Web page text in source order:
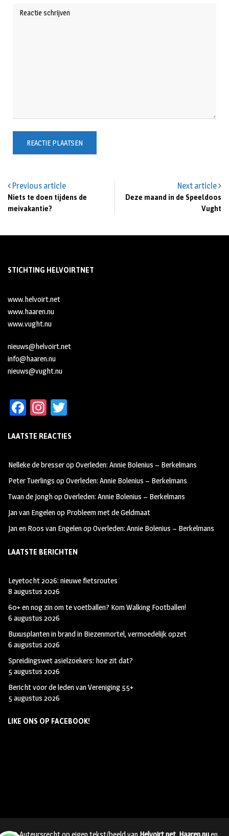
Previous article
Niets te doen tijdens de
meivakantie?
Next article
Deze maand in de Speeldoos
Vught
STICHTING HELVOIRTNET
www.helvoirt.net
www.haaren.nu
www.vught.nu
nieuws@helvoirt.net
info@haaren.nu
nieuws@vught.nu
Fa
b
oo
k
In
ag
m
tt
LAATSTE REACTIES
Nelleke de bresseropOverleden: Annie Bolenius – Berkelmans
Peter Tuerlings opOverleden: Annie Bolenius – Berkelmans
Twan de JonghopOverleden: Annie Bolenius – Berkelmans
Jan van Engelenop Probleem met de Geldmaat
Jan en Roos van EngelenopOverleden: Annie Bolenius – Berkelmans
LAATSTE BERICHTEN
Leyetocht 2026: nieuwe fietsroutes
8 augustus 2026
60+ en nog zin om te voetballen? Kom Walking Footballen!
6 augustus 2026
Buxusplanten in brand in Biezenmortel, vermoedelijk opzet
6 augustus 2026
Spreidingswet asielzoekers: hoe zit dat?
5 augustus 2026
Bericht voor de leden van Vereniging 55+
5 augustus 2026
LIKE ONS OP FACEBOOK!